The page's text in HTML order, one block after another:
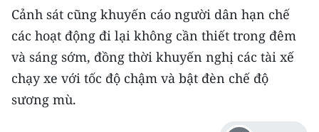
Media Giáo dục
Media Y tế
Media Khoa học - Công nghệ
Media Môi trường
Cảnh sát cũng khuyến cáo người dân hạn chế
các hoạt động đi lại không cần thiết trong đêm
và sáng sớm, đồng thời khuyến nghị các tài xế
chạy xe với tốc độ chậm và bật đèn chế độ
sương mù.